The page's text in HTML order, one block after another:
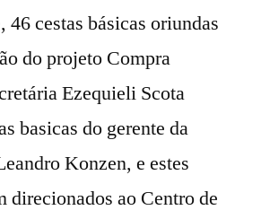
cestas básicas oriundas
do projeto Compra
Ezequieli Scota
basicas do gerente da
Konzen, e estes
direcionados ao Centro de